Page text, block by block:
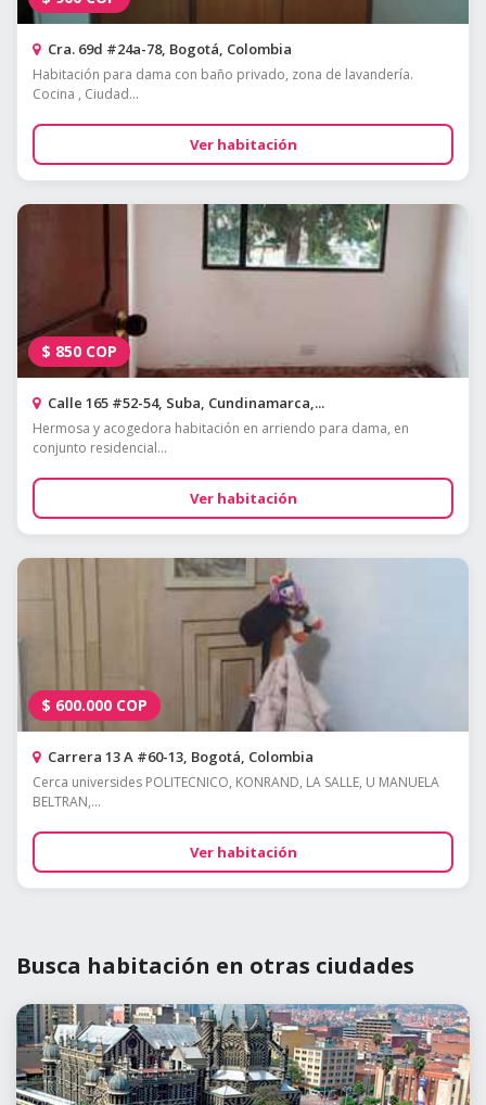
Cra. 69d #24a-78, Bogotá, Colombia
Habitación para dama con baño privado, zona de lavandería.
Cocina , Ciudad...
Ver habitación
$ 850 COP
Calle 165 #52-54, Suba, Cundinamarca,...
Hermosa y acogedora habitación en arriendo para dama, en
conjunto residencial...
Ver habitación
$ 600.000 COP
Carrera 13 A #60-13, Bogotá, Colombia
Cerca universides POLITECNICO, KONRAND, LA SALLE, U MANUELA
BELTRAN,...
Ver habitación
Busca habitación en otras ciudades